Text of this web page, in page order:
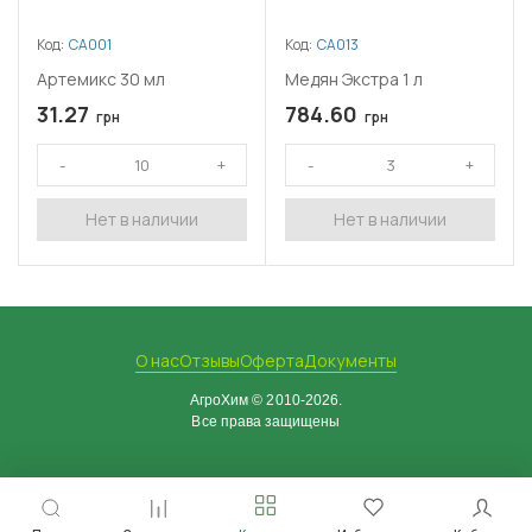
Код: СА001
Артемикс 30 мл
31.27 грн
Нет в наличии
Код: СА013
Медян Экстра 1 л
784.60 грн
Нет в наличии
О насОтзывыОфертаДокументы
АгроХим © 2010-2026.
Все права защищены